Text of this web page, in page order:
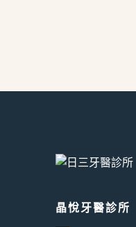
晶悅牙醫診所